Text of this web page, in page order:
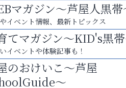
売りください！ 買取サービスは
宅配・持ち込みすべて無料！
ミカ矯正歯科
マガジン～芦屋人黒帯
イベント情報、最新トピックス
てマガジン～KID's黒
イベントや体験記事も！
のおけいこ～芦屋
～